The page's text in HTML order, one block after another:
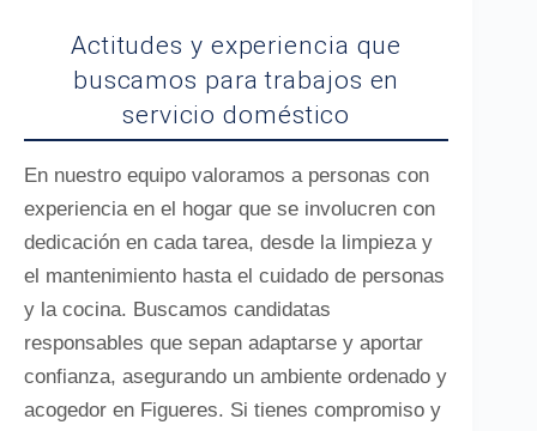
Actitudes y experiencia que
buscamos para trabajos en
servicio doméstico
En nuestro equipo valoramos a personas con
experiencia en el hogar que se involucren con
dedicación en cada tarea, desde la limpieza y
el mantenimiento hasta el cuidado de personas
y la cocina. Buscamos candidatas
responsables que sepan adaptarse y aportar
confianza, asegurando un ambiente ordenado y
acogedor en Figueres. Si tienes compromiso y